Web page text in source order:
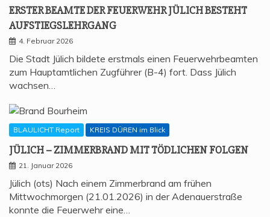
ERS­TER BEAM­TE DER FEU­ER­WEHR JÜLICH BESTEHT
AUFSTIEGSLEHRGANG
4. Februar 2026
Die Stadt Jülich bildete erstmals einen Feuerwehrbeamten
zum Hauptamtlichen Zugführer (B-4) fort. Dass Jülich
wachsen…
BLAULICHT Report KREIS DÜREN im Blick
JÜLICH – ZIM­MER­BRAND MIT TÖD­LI­CHEN FOLGEN
21. Januar 2026
Jülich (ots) Nach einem Zimmerbrand am frühen
Mittwochmorgen (21.01.2026) in der Adenauerstraße
konnte die Feuerwehr eine…